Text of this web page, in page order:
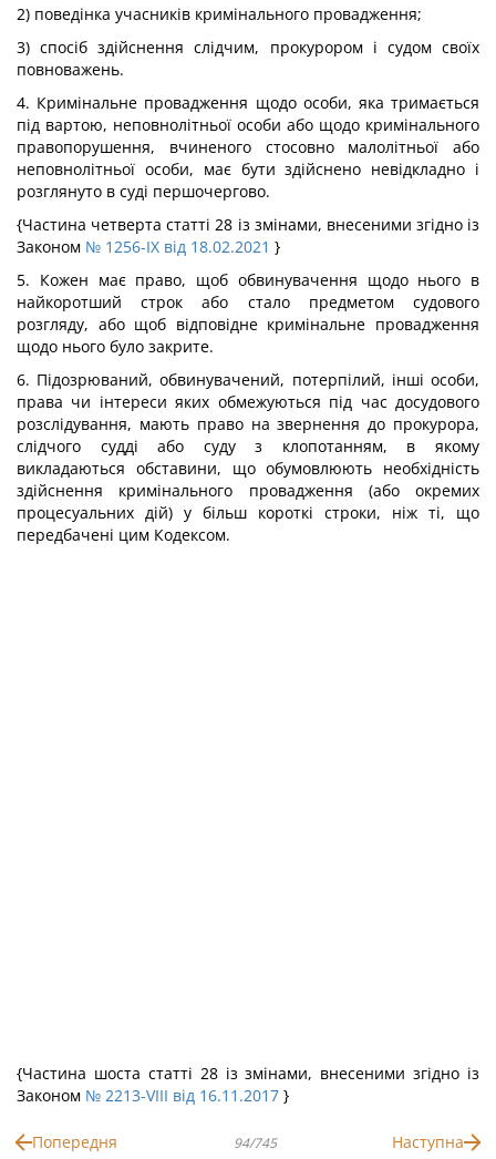
2) поведінка учасників кримінального провадження;
3) спосіб здійснення слідчим, прокурором і судом своїх
повноважень.
4. Кримінальне провадження щодо особи, яка тримається
під вартою, неповнолітньої особи або щодо кримінального
правопорушення, вчиненого стосовно малолітньої або
неповнолітньої особи, має бути здійснено невідкладно і
розглянуто в суді першочергово.
{Частина четверта статті 28 із змінами, внесеними згідно із
Законом № 1256-IX від 18.02.2021 }
5. Кожен має право, щоб обвинувачення щодо нього в
найкоротший строк або стало предметом судового
розгляду, або щоб відповідне кримінальне провадження
щодо нього було закрите.
6. Підозрюваний, обвинувачений, потерпілий, інші особи,
права чи інтереси яких обмежуються під час досудового
розслідування, мають право на звернення до прокурора,
слідчого судді або суду з клопотанням, в якому
викладаються обставини, що обумовлюють необхідність
здійснення кримінального провадження (або окремих
процесуальних дій) у більш короткі строки, ніж ті, що
передбачені цим Кодексом.
{Частина шоста статті 28 із змінами, внесеними згідно із
Законом № 2213-VIII від 16.11.2017 }
Попередня 94/745 Наступна